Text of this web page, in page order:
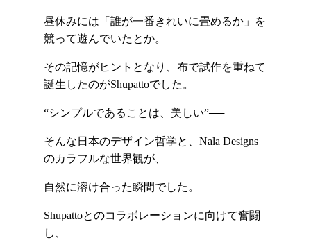
昼休みには「誰が一番きれいに畳めるか」を
競って遊んでいたとか。
その記憶がヒントとなり、布で試作を重ねて
誕生したのがShupattoでした。
“シンプルであることは、美しい”──
そんな日本のデザイン哲学と、Nala Designs
のカラフルな世界観が、
自然に溶け合った瞬間でした。
Shupattoとのコラボレーションに向けて奮闘
し、